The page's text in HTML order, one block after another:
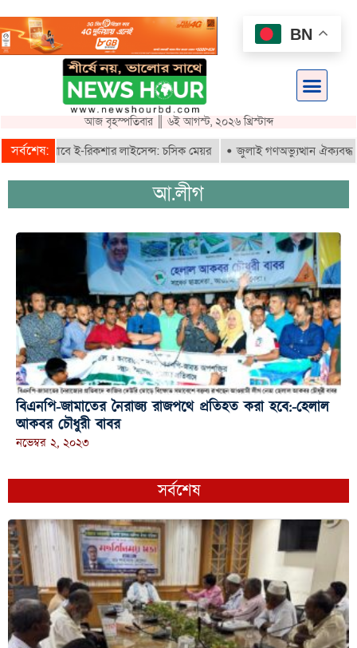
আজ বৃহস্পতিবার ║ ৬ই আগস্ট, ২০২৬ খ্রিস্টাব্দ
সর্বশেষ:
পাবে ই-রিকশার লাইসেন্স: চসিক মেয়র জুলাই গণঅভ্যুত্থান ঐক্যবদ্ধ
আ.লীগ
বিএনপি-জামাতের নৈরাজ্য রাজপথে প্রতিহত করা হবে:-হেলাল
আকবর চৌধুরী বাবর
নভেম্বর ২, ২০২৩
সর্বশেষ
BN